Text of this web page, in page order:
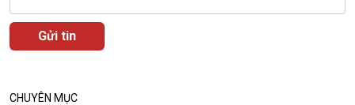
CHUYÊN MỤC